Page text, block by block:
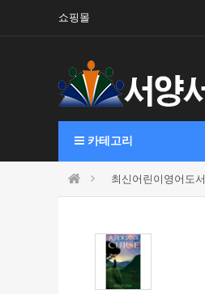
쇼핑몰
카테고리
최신어린이영어도서